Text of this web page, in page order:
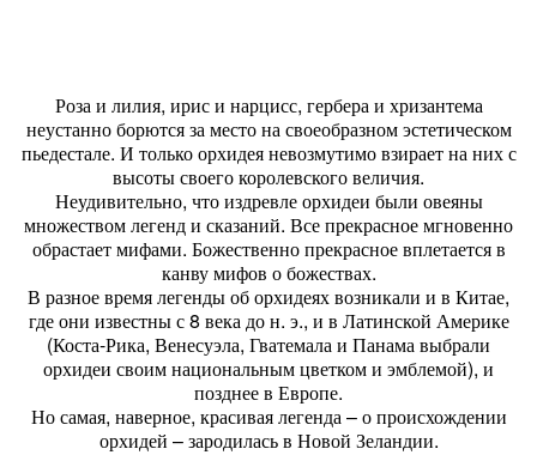
Роза и лилия, ирис и нарцисс, гербера и хризантема
неустанно борются за место на своеобразном эстетическом
пьедестале. И только орхидея невозмутимо взирает на них с
высоты своего королевского величия.
Неудивительно, что издревле орхидеи были овеяны
множеством легенд и сказаний. Все прекрасное мгновенно
обрастает мифами. Божественно прекрасное вплетается в
канву мифов о божествах.
В разное время легенды об орхидеях возникали и в Китае,
где они известны с 8 века до н. э., и в Латинской Америке
(Коста-Рика, Венесуэла, Гватемала и Панама выбрали
орхидеи своим национальным цветком и эмблемой), и
позднее в Европе.
Но самая, наверное, красивая легенда – о происхождении
орхидей – зародилась в Новой Зеландии.